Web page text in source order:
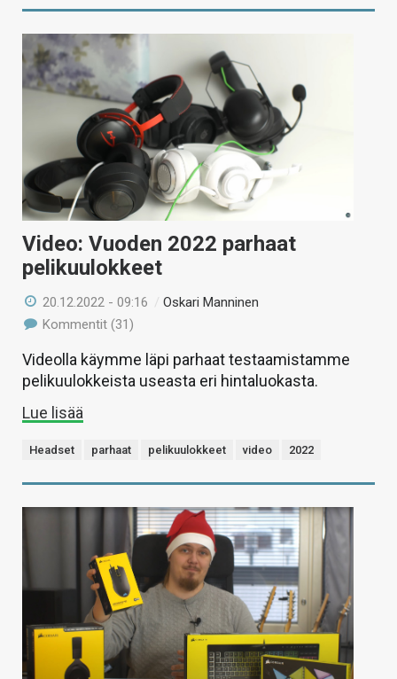
Video: Vuoden 2022 parhaat
pelikuulokkeet
20.12.2022 - 09:16 /Oskari Manninen
Kommentit (31)
Videolla käymme läpi parhaat testaamistamme
pelikuulokkeista useasta eri hintaluokasta.
Lue lisää
Headset parhaat pelikuulokkeet video 2022